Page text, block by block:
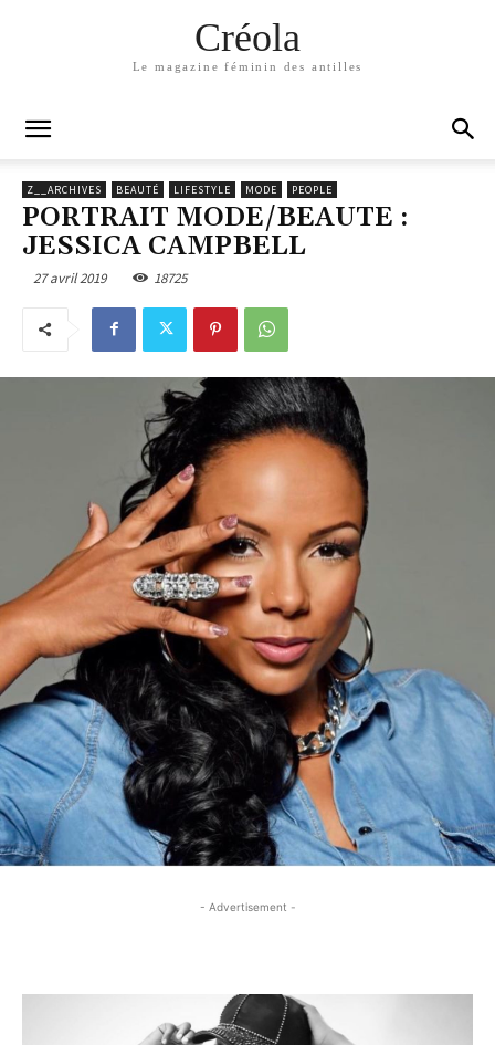
Créola
Le magazine féminin des antilles
Z__ARCHIVES BEAUTÉ LIFESTYLE MODE PEOPLE
PORTRAIT MODE/BEAUTE :
JESSICA CAMPBELL
27 avril 2019 18725
- Advertisement -